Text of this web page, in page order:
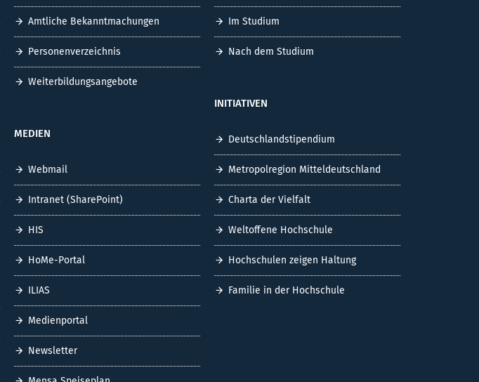
Amtliche Bekanntmachungen
Personenverzeichnis
Weiterbildungsangebote
MEDIEN
Webmail
Intranet (SharePoint)
HIS
HoMe-Portal
ILIAS
Medienportal
Newsletter
Im Studium
Nach dem Studium
INITIATIVEN
Deutschlandstipendium
Metropolregion Mitteldeutschland
Charta der Vielfalt
Weltoffene Hochschule
Hochschulen zeigen Haltung
Familie in der Hochschule